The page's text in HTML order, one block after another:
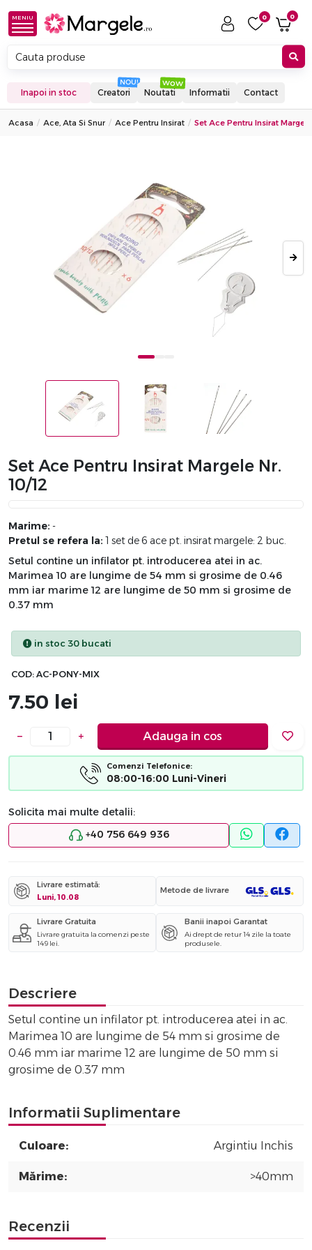
MENIU 0 0
Inapoi in stoc Creatori Noutati Informatii Contact
Acasa Ace, Ata Si Snur Ace Pentru Insirat Set Ace Pentru Insirat Margele
Set Ace Pentru Insirat Margele Nr.
10/12
Marime: -
Pretul se refera la: 1 set de 6 ace pt. insirat margele: 2 buc.
Setul contine un infilator pt. introducerea atei in ac.
Marimea 10 are lungime de 54 mm si grosime de 0.46
mm iar marime 12 are lungime de 50 mm si grosime de
0.37 mm
in stoc 30 bucati
COD: AC-PONY-MIX
7.50 lei
− + Adauga in cos
Comenzi Telefonice:
08:00-16:00 Luni-Vineri
Solicita mai multe detalii:
+40 756 649 936
Livrare estimată:
Luni, 10.08
Metode de livrare
Livrare Gratuita
Livrare gratuita la comenzi peste
149 lei.
Banii inapoi Garantat
Ai drept de retur 14 zile la toate
produsele.
Descriere
Setul contine un infilator pt. introducerea atei in ac.
Marimea 10 are lungime de 54 mm si grosime de
0.46 mm iar marime 12 are lungime de 50 mm si
grosime de 0.37 mm
Informatii Suplimentare
Culoare: Argintiu Inchis
Mărime: >40mm
Recenzii